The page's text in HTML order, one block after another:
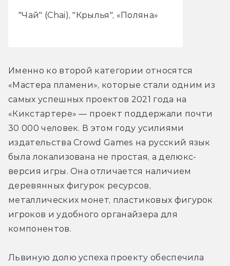
"Чай" (Chai), "Крылья", «Поляна»
Именно ко второй категории относятся
«Мастера пламени», которые стали одним из
самых успешных проектов 2021 года на
«Кикстартере» — проект поддержали почти
30 000 человек. В этом году усилиями
издательства Crowd Games на русский язык
была локализована не простая, а делюкс-
версия игры. Она отличается наличием
деревянных фигурок ресурсов,
металлических монет, пластиковых фигурок
игроков и удобного органайзера для
компонентов.
Львиную долю успеха проекту обеспечила